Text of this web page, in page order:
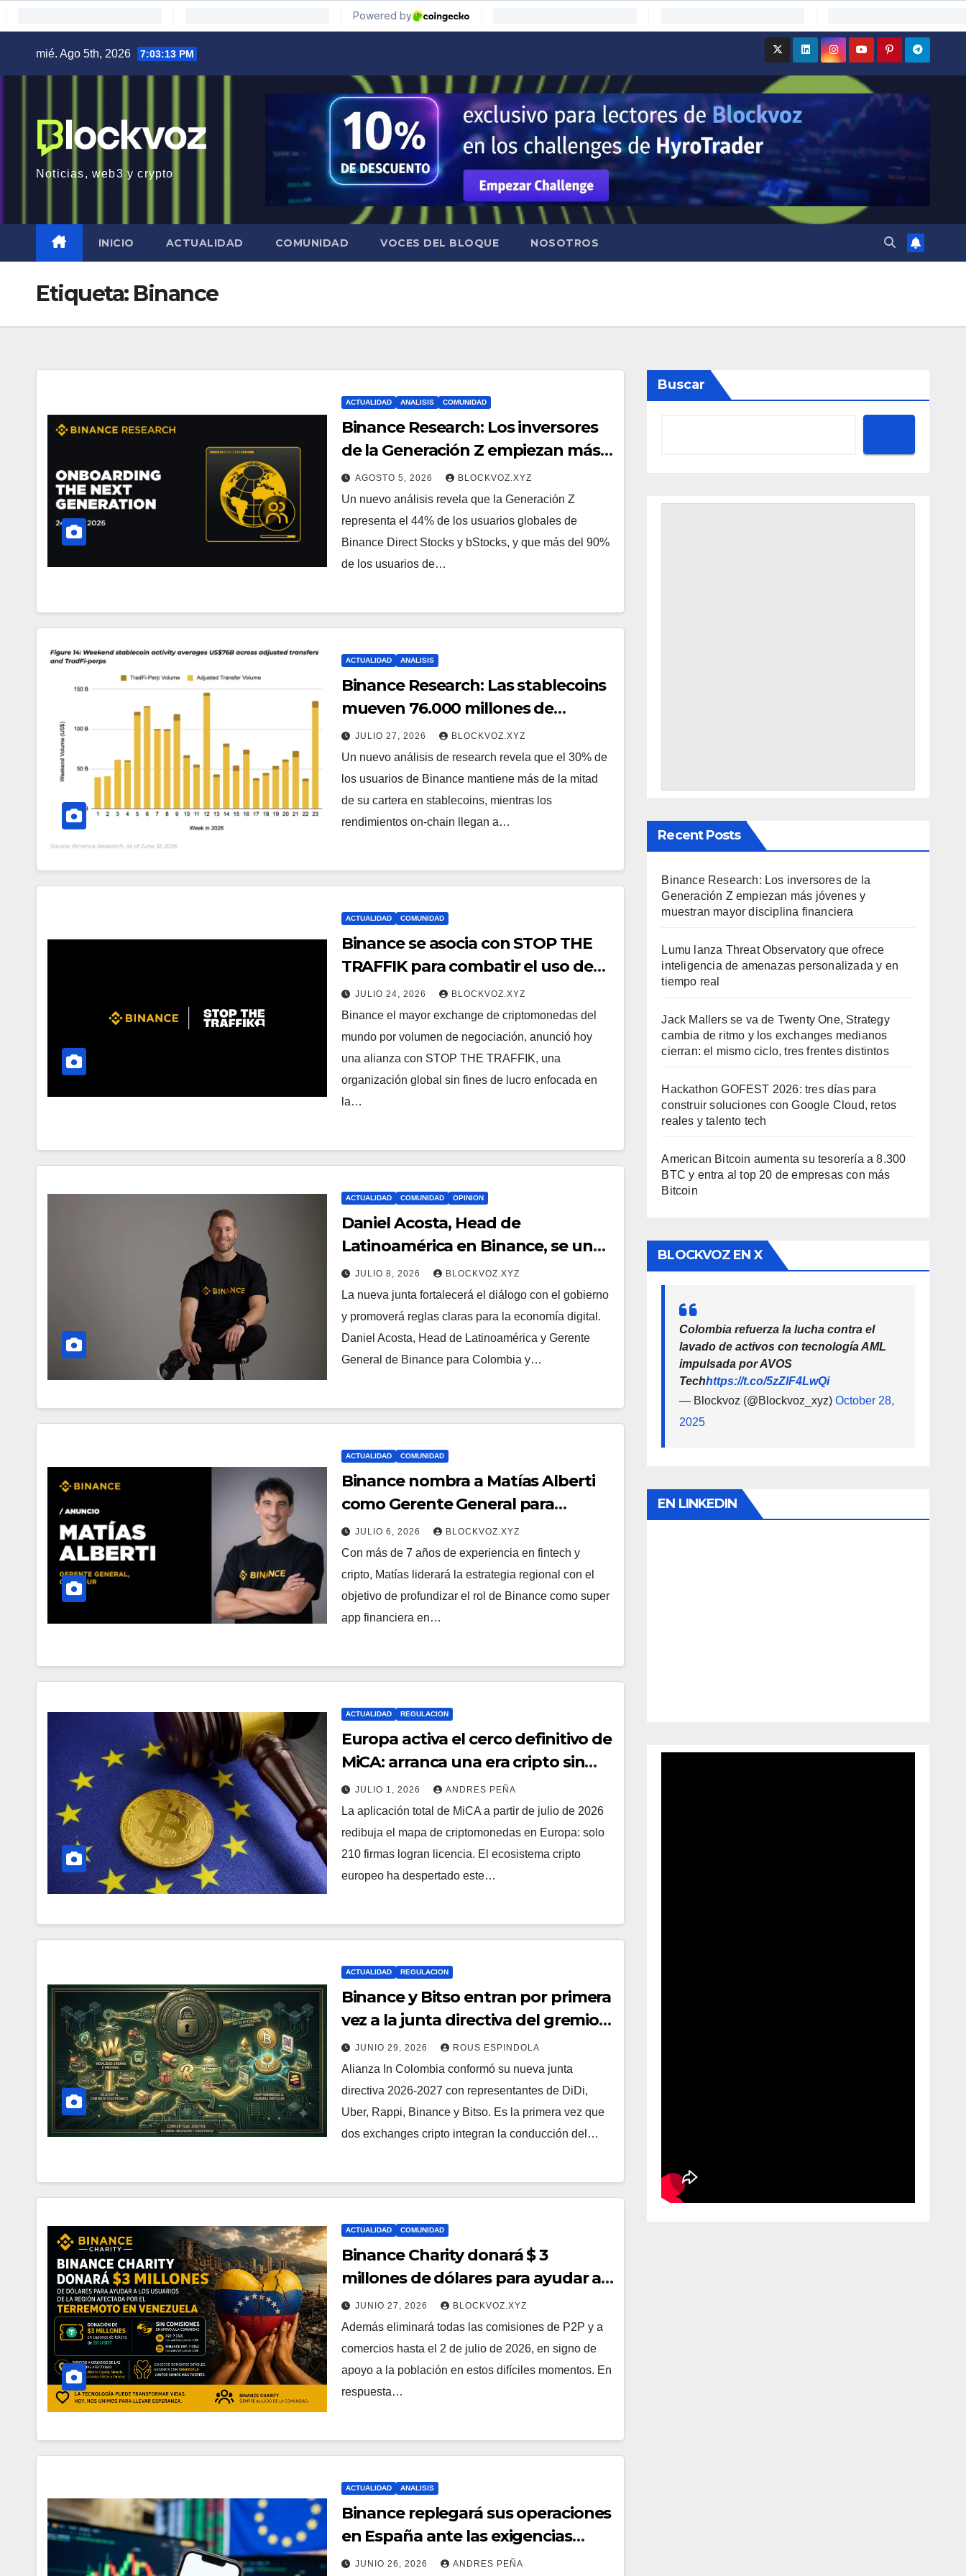
mié. Ago 5th, 2026 7:03:15 PM
Noticias, web3 y crypto
INICIO ACTUALIDAD COMUNIDAD VOCES DEL BLOQUE NOSOTROS
Etiqueta: Binance
ACTUALIDAD ANALISIS COMUNIDAD
Binance Research: Los inversores
de la Generación Z empiezan más
jóvenes y muestran mayor
disciplina financiera
AGOSTO 5, 2026 BLOCKVOZ.XYZ
Un nuevo análisis revela que la Generación Z
representa el 44% de los usuarios globales de
Binance Direct Stocks y bStocks, y que más del 90%
de los usuarios de…
ACTUALIDAD ANALISIS
Binance Research: Las stablecoins
mueven 76.000 millones de
dólares cada fin de semana, un
volumen comparable al volumen
diario de Visa
JULIO 27, 2026 BLOCKVOZ.XYZ
Un nuevo análisis de research revela que el 30% de
los usuarios de Binance mantiene más de la mitad
de su cartera en stablecoins, mientras los
rendimientos on-chain llegan a…
ACTUALIDAD COMUNIDAD
Binance se asocia con STOP THE
TRAFFIK para combatir el uso de
criptoactivos en la trata de
personas y la explotación infantil
JULIO 24, 2026 BLOCKVOZ.XYZ
Binance el mayor exchange de criptomonedas del
mundo por volumen de negociación, anunció hoy
una alianza con STOP THE TRAFFIK, una
organización global sin fines de lucro enfocada en
la…
ACTUALIDAD COMUNIDAD OPINION
Daniel Acosta, Head de
Latinoamérica en Binance, se une
a la junta directiva de Alianza In
Colombia
JULIO 8, 2026 BLOCKVOZ.XYZ
La nueva junta fortalecerá el diálogo con el gobierno
y promoverá reglas claras para la economía digital.
Daniel Acosta, Head de Latinoamérica y Gerente
General de Binance para Colombia y…
ACTUALIDAD COMUNIDAD
Binance nombra a Matías Alberti
como Gerente General para
Argentina y Cono Sur
JULIO 6, 2026 BLOCKVOZ.XYZ
Con más de 7 años de experiencia en fintech y
cripto, Matías liderará la estrategia regional con el
objetivo de profundizar el rol de Binance como super
app financiera en…
ACTUALIDAD REGULACION
Europa activa el cerco definitivo de
MiCA: arranca una era cripto sin
Binance ni USDT
JULIO 1, 2026 ANDRES PEÑA
La aplicación total de MiCA a partir de julio de 2026
redibuja el mapa de criptomonedas en Europa: solo
210 firmas logran licencia. El ecosistema cripto
europeo ha despertado este…
ACTUALIDAD REGULACION
Binance y Bitso entran por primera
vez a la junta directiva del gremio
de plataformas digitales en
Colombia
JUNIO 29, 2026 ROUS ESPINDOLA
Alianza In Colombia conformó su nueva junta
directiva 2026-2027 con representantes de DiDi,
Uber, Rappi, Binance y Bitso. Es la primera vez que
dos exchanges cripto integran la conducción del…
ACTUALIDAD COMUNIDAD
Binance Charity donará $ 3
millones de dólares para ayudar a
los usuarios de la región afectada
por el terremoto en Venezuela
JUNIO 27, 2026 BLOCKVOZ.XYZ
Además eliminará todas las comisiones de P2P y a
comercios hasta el 2 de julio de 2026, en signo de
apoyo a la población en estos difíciles momentos. En
respuesta…
ACTUALIDAD ANALISIS
Binance replegará sus operaciones
en España ante las exigencias
definitivas de MiCA
JUNIO 26, 2026 ANDRES PEÑA
Buscar
Recent Posts
Binance Research: Los inversores de la
Generación Z empiezan más jóvenes y
muestran mayor disciplina financiera
Lumu lanza Threat Observatory que ofrece
inteligencia de amenazas personalizada y en
tiempo real
Jack Mallers se va de Twenty One, Strategy
cambia de ritmo y los exchanges medianos
cierran: el mismo ciclo, tres frentes distintos
Hackathon GOFEST 2026: tres días para
construir soluciones con Google Cloud, retos
reales y talento tech
American Bitcoin aumenta su tesorería a 8.300
BTC y entra al top 20 de empresas con más
Bitcoin
BLOCKVOZ EN X
Colombia refuerza la lucha contra el
lavado de activos con tecnología AML
impulsada por AVOS
Techhttps://t.co/5zZlF4LwQi
— Blockvoz (@Blockvoz_xyz)October 28,
2025
EN LINKEDIN